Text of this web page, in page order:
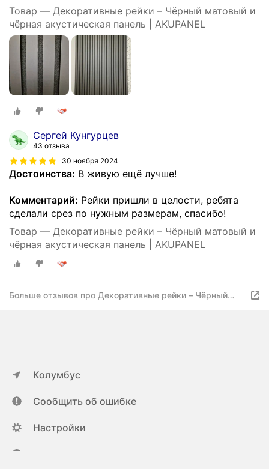
Товар — Декоративные рейки – Чёрный матовый и
чёрная акустическая панель | AKUPANEL
Сергей Кунгурцев
43 отзыва
30 ноября 2024
Достоинства: В живую ещё лучше!
Комментарий: Рейки пришли в целости, ребята
сделали срез по нужным размерам, спасибо!
Товар — Декоративные рейки – Чёрный матовый и
чёрная акустическая панель | AKUPANEL
Больше отзывов про Декоративные рейки – Чёрный
Колумбус
Сообщить об ошибке
Настройки